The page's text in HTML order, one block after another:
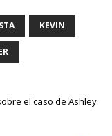
KEVIN
el caso de Ashley